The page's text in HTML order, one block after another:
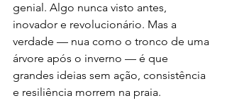
genial. Algo nunca visto antes,
inovador e revolucionário. Mas a
verdade — nua como o tronco de uma
árvore após o inverno — é que
grandes ideias sem ação, consistência
e resiliência morrem na praia.